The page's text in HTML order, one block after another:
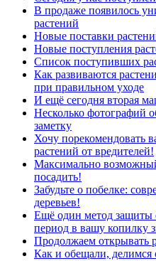
В продаже появилось
растений
Новые поставки
Новые поступления
Список поступивших
Как развиваются
при правильном уходе
И ещё сегодня вторая
Несколько фотографий
заметку
Хочу порекомендовать
растений от вредителей!
Максимально
посадить!
Забудьте о побелке:
деревьев!
Ещё один метод защиты
период в вашу копилку
Продолжаем открывать
Как и обещали, делимся